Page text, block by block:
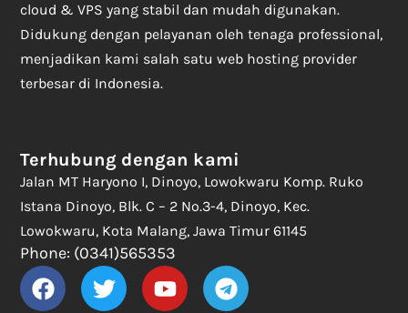
cloud & VPS yang stabil dan mudah digunakan.
Didukung dengan pelayanan oleh tenaga professional,
menjadikan kami salah satu web hosting provider
terbesar di Indonesia.
Terhubung dengan kami
Jalan MT Haryono I, Dinoyo, Lowokwaru Komp. Ruko
Istana Dinoyo, Blk. C – 2 No.3-4, Dinoyo, Kec.
Lowokwaru, Kota Malang, Jawa Timur 61145
Phone: (0341)565353